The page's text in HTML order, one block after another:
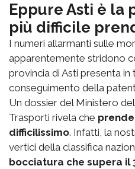
Eppure Asti è la
più difficile
I numeri allarmanti sulle
apparentemente stridono
provincia di Asti presenta in
conseguimento della
Un dossier del Ministero
Trasporti rivela che
difficilissimo. Infatti, la
vertici della classifica
bocciatura che supera il